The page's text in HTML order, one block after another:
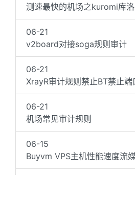
测速最快的机场之kuromi库
06-21
v2board对接soga规则审计
06-21
XrayR审计规则禁止BT禁止
06-21
机场常见审计规则
06-15
Buyvm VPS主机性能速度流